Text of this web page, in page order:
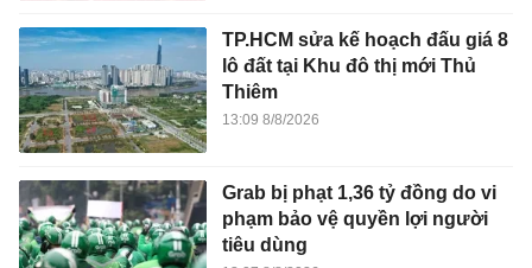
TP.HCM sửa kế hoạch đấu giá 8
lô đất tại Khu đô thị mới Thủ
Thiêm
13:09 8/8/2026
Grab bị phạt 1,36 tỷ đồng do vi
phạm bảo vệ quyền lợi người
tiêu dùng